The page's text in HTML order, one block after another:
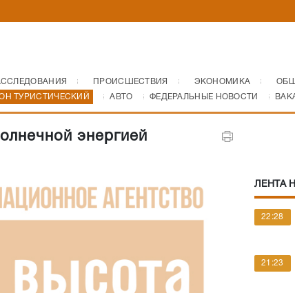
ПРОИСШЕСТВИЯ ЭКОНОМИКА
ТУРИСТИЧЕСКИЙ АВТО ФЕДЕРАЛЬНЫЕ НОВОСТИ
энергией
ЛЕНТА
22:28
21:23